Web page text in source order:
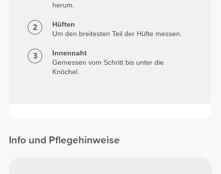
herum.
Hüften
Um den breitesten Teil der Hüfte messen.
Innennaht
Gemessen vom Schritt bis unter die
Knöchel.
Info und Pflegehinweise